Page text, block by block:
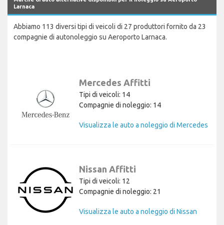
Larnaca
Abbiamo 113 diversi tipi di veicoli di 27 produttori fornito da 23
compagnie di autonoleggio su Aeroporto Larnaca.
Mercedes Affitti
Tipi di veicoli: 14
Compagnie di noleggio: 14
Visualizza le auto a noleggio di Mercedes
Nissan Affitti
Tipi di veicoli: 12
Compagnie di noleggio: 21
Visualizza le auto a noleggio di Nissan